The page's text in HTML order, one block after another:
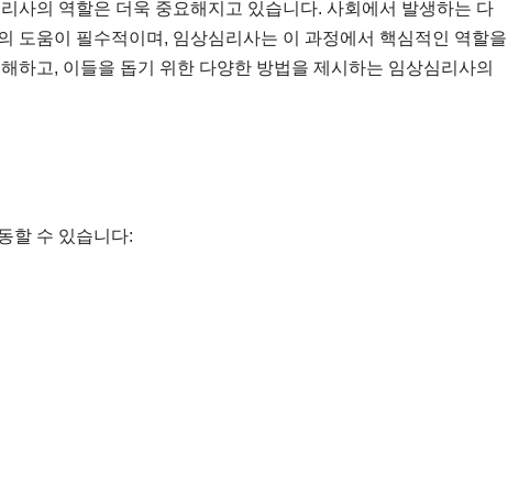
사의 역할은 더욱 중요해지고 있습니다. 사회에서 발생하는 다
도움이 필수적이며, 임상심리사는 이 과정에서 핵심적인 역할을
하고, 이들을 돕기 위한 다양한 방법을 제시하는 임상심리사의
할 수 있습니다: